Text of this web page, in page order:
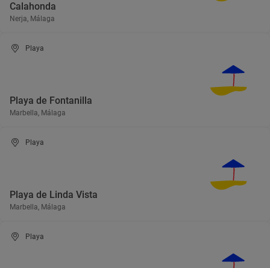
Calahonda
Nerja, Málaga
Playa
Playa de Fontanilla
Marbella, Málaga
Playa
Playa de Linda Vista
Marbella, Málaga
Playa